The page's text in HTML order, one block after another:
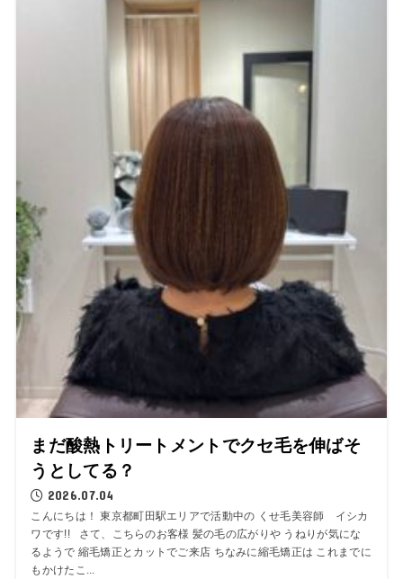
まだ酸熱トリートメントでクセ毛を伸ばそ
うとしてる？
2026.07.04
こんにちは！ 東京都町田駅エリアで活動中の くせ毛美容師 イシカ
ワです!! さて、こちらのお客様 髪の毛の広がりや うねりが気にな
るようで 縮毛矯正とカットでご来店 ちなみに縮毛矯正は これまでに
もかけたこ...